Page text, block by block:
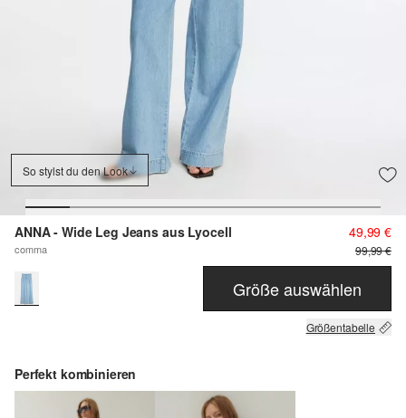
So stylst du den Look
ANNA - Wide Leg Jeans aus Lyocell
comma
49,99 €
99,99 €
Größe auswählen
Größentabelle
Perfekt kombinieren